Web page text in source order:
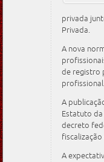
privada
Privada.
A nova
de registro
A
Estatuto
decreto
A